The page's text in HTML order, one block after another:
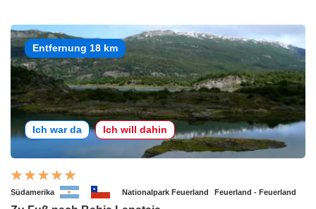
Entfernung 18 km
Ich war da Ich will dahin
Südamerika Nationalpark Feuerland Feuerland - Feuerland